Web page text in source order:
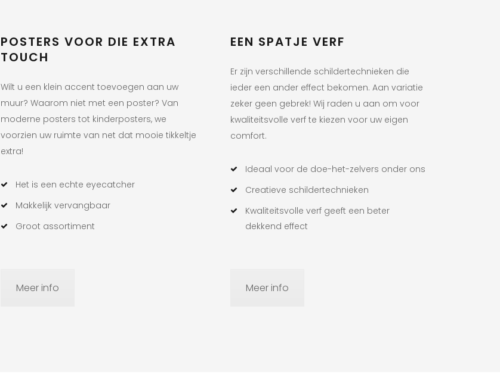
POSTERS VOOR DIE EXTRA
TOUCH
Wilt u een klein accent toevoegen aan uw
muur? Waarom niet met een poster? Van
moderne posters tot kinderposters, we
voorzien uw ruimte van net dat mooie tikkeltje
extra!
Het is een echte eyecatcher
Makkelijk vervangbaar
Groot assortiment
Meer info
EEN SPATJE VERF
Er zijn verschillende schildertechnieken die
ieder een ander effect bekomen. Aan variatie
zeker geen gebrek! Wij raden u aan om voor
kwaliteitsvolle verf te kiezen voor uw eigen
comfort.
Ideaal voor de doe-het-zelvers onder ons
Creatieve schildertechnieken
Kwaliteitsvolle verf geeft een beter
dekkend effect
Meer info